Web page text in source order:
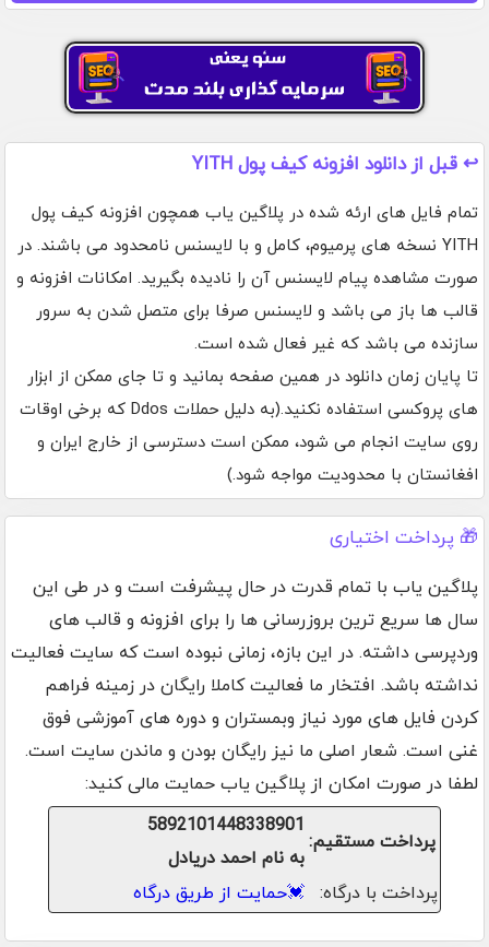
↩️ قبل از دانلود افزونه کیف پول YITH
تمام فایل های ارئه شده در پلاگین یاب همچون افزونه کیف پول
YITH نسخه های پرمیوم، کامل و با لایسنس نامحدود می باشند. در
صورت مشاهده پیام لایسنس آن را نادیده بگیرید. امکانات افزونه و
قالب ها باز می باشد و لایسنس صرفا برای متصل شدن به سرور
سازنده می باشد که غیر فعال شده است.
تا پایان زمان دانلود در همین صفحه بمانید و تا جای ممکن از ابزار
های پروکسی استفاده نکنید.(به دلیل حملات Ddos که برخی اوقات
روی سایت انجام می شود، ممکن است دسترسی از خارج ایران و
افغانستان با محدودیت مواجه شود.)
🎁 پرداخت اختیاری
پلاگین یاب با تمام قدرت در حال پیشرفت است و در طی این
سال ها سریع ترین بروزرسانی ها را برای افزونه و قالب های
وردپرسی داشته. در این بازه، زمانی نبوده است که سایت فعالیت
نداشته باشد. افتخار ما فعالیت کاملا رایگان در زمینه فراهم
کردن فایل های مورد نیاز وبمستران و دوره های آموزشی فوق
غنی است. شعار اصلی ما نیز رایگان بودن و ماندن سایت است.
لطفا در صورت امکان از پلاگین یاب حمایت مالی کنید:
پرداخت مستقیم:
5892101448338901
به نام احمد دریادل
پرداخت با درگاه:
💓حمایت از طریق درگاه